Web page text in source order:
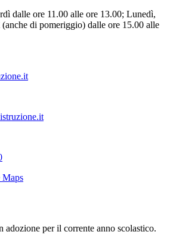
dalle ore 11.00 alle ore 13.00; Lunedì,
di pomeriggio) dalle ore 15.00 alle
Maps
per il corrente anno scolastico.